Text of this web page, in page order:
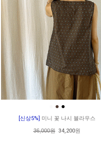
● ●
[신상5%] 미니 꽃 나시 블라우스
36,000원 34,200원